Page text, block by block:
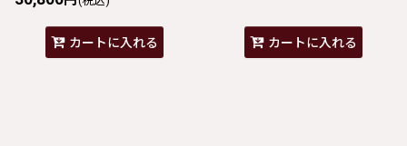
カートに入れる カートに入れる